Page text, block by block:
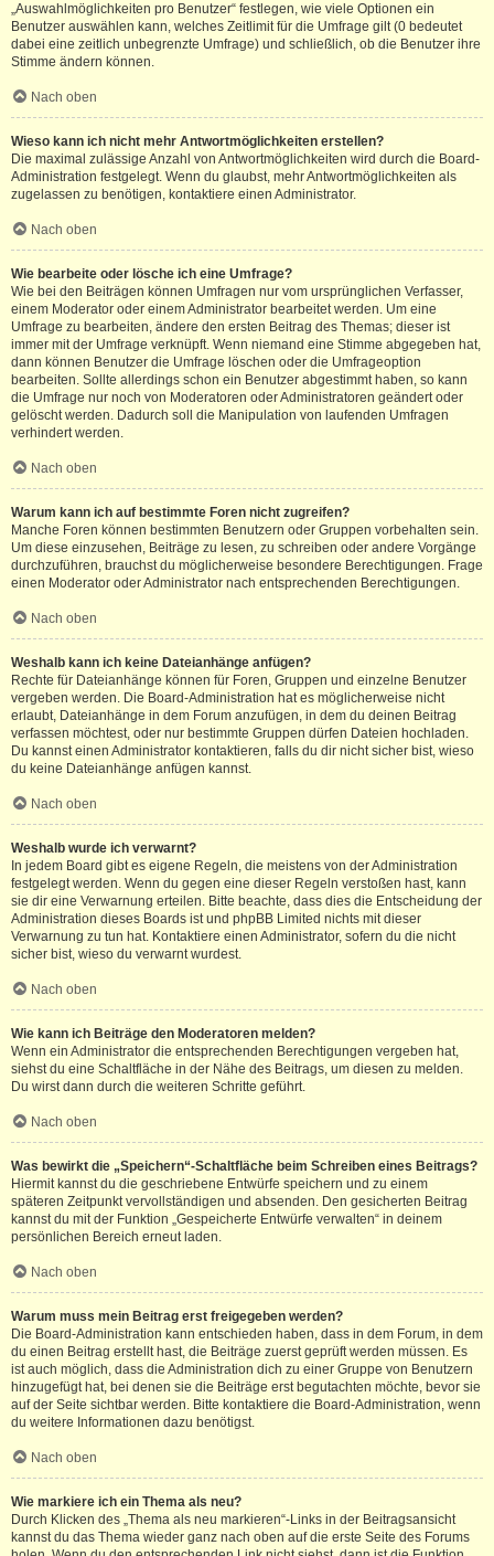
„Auswahlmöglichkeiten pro Benutzer“ festlegen, wie viele Optionen ein
Benutzer auswählen kann, welches Zeitlimit für die Umfrage gilt (0 bedeutet
dabei eine zeitlich unbegrenzte Umfrage) und schließlich, ob die Benutzer ihre
Stimme ändern können.
Nach oben
Wieso kann ich nicht mehr Antwortmöglichkeiten erstellen?
Die maximal zulässige Anzahl von Antwortmöglichkeiten wird durch die Board-
Administration festgelegt. Wenn du glaubst, mehr Antwortmöglichkeiten als
zugelassen zu benötigen, kontaktiere einen Administrator.
Nach oben
Wie bearbeite oder lösche ich eine Umfrage?
Wie bei den Beiträgen können Umfragen nur vom ursprünglichen Verfasser,
einem Moderator oder einem Administrator bearbeitet werden. Um eine
Umfrage zu bearbeiten, ändere den ersten Beitrag des Themas; dieser ist
immer mit der Umfrage verknüpft. Wenn niemand eine Stimme abgegeben hat,
dann können Benutzer die Umfrage löschen oder die Umfrageoption
bearbeiten. Sollte allerdings schon ein Benutzer abgestimmt haben, so kann
die Umfrage nur noch von Moderatoren oder Administratoren geändert oder
gelöscht werden. Dadurch soll die Manipulation von laufenden Umfragen
verhindert werden.
Nach oben
Warum kann ich auf bestimmte Foren nicht zugreifen?
Manche Foren können bestimmten Benutzern oder Gruppen vorbehalten sein.
Um diese einzusehen, Beiträge zu lesen, zu schreiben oder andere Vorgänge
durchzuführen, brauchst du möglicherweise besondere Berechtigungen. Frage
einen Moderator oder Administrator nach entsprechenden Berechtigungen.
Nach oben
Weshalb kann ich keine Dateianhänge anfügen?
Rechte für Dateianhänge können für Foren, Gruppen und einzelne Benutzer
vergeben werden. Die Board-Administration hat es möglicherweise nicht
erlaubt, Dateianhänge in dem Forum anzufügen, in dem du deinen Beitrag
verfassen möchtest, oder nur bestimmte Gruppen dürfen Dateien hochladen.
Du kannst einen Administrator kontaktieren, falls du dir nicht sicher bist, wieso
du keine Dateianhänge anfügen kannst.
Nach oben
Weshalb wurde ich verwarnt?
In jedem Board gibt es eigene Regeln, die meistens von der Administration
festgelegt werden. Wenn du gegen eine dieser Regeln verstoßen hast, kann
sie dir eine Verwarnung erteilen. Bitte beachte, dass dies die Entscheidung der
Administration dieses Boards ist und phpBB Limited nichts mit dieser
Verwarnung zu tun hat. Kontaktiere einen Administrator, sofern du die nicht
sicher bist, wieso du verwarnt wurdest.
Nach oben
Wie kann ich Beiträge den Moderatoren melden?
Wenn ein Administrator die entsprechenden Berechtigungen vergeben hat,
siehst du eine Schaltfläche in der Nähe des Beitrags, um diesen zu melden.
Du wirst dann durch die weiteren Schritte geführt.
Nach oben
Was bewirkt die „Speichern“-Schaltfläche beim Schreiben eines Beitrags?
Hiermit kannst du die geschriebene Entwürfe speichern und zu einem
späteren Zeitpunkt vervollständigen und absenden. Den gesicherten Beitrag
kannst du mit der Funktion „Gespeicherte Entwürfe verwalten“ in deinem
persönlichen Bereich erneut laden.
Nach oben
Warum muss mein Beitrag erst freigegeben werden?
Die Board-Administration kann entschieden haben, dass in dem Forum, in dem
du einen Beitrag erstellt hast, die Beiträge zuerst geprüft werden müssen. Es
ist auch möglich, dass die Administration dich zu einer Gruppe von Benutzern
hinzugefügt hat, bei denen sie die Beiträge erst begutachten möchte, bevor sie
auf der Seite sichtbar werden. Bitte kontaktiere die Board-Administration, wenn
du weitere Informationen dazu benötigst.
Nach oben
Wie markiere ich ein Thema als neu?
Durch Klicken des „Thema als neu markieren“-Links in der Beitragsansicht
kannst du das Thema wieder ganz nach oben auf die erste Seite des Forums